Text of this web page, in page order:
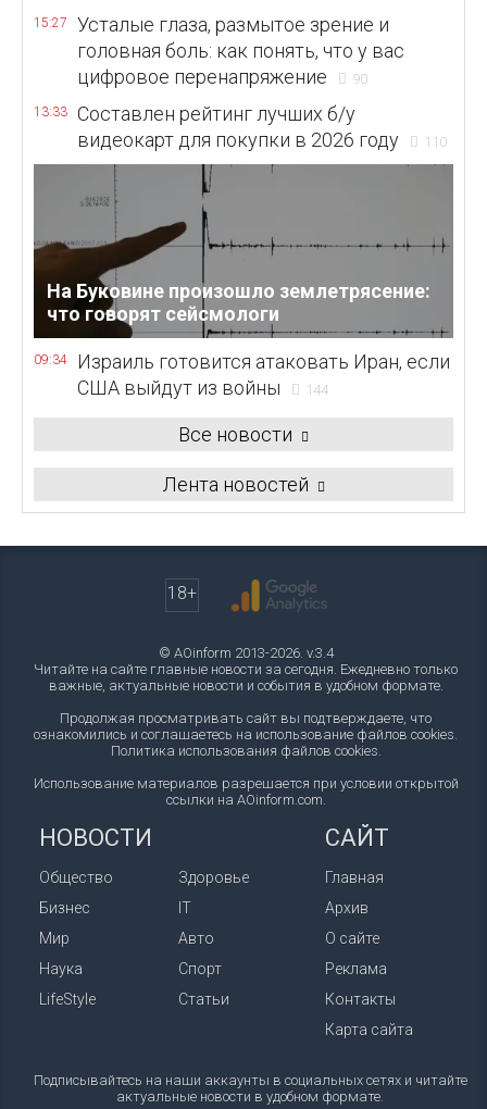
15:27
Усталые глаза, размытое зрение и
головная боль: как понять, что у вас
цифровое перенапряжение
90
13:33
Составлен рейтинг лучших б/у
видеокарт для покупки в 2026 году
110
На Буковине произошло землетрясение:
что говорят сейсмологи
09:34
Израиль готовится атаковать Иран, если
США выйдут из войны
144
Все новости
Лента новостей
18+
© AOinform 2013-2026. v.3.4
Читайте на сайте главные новости за сегодня. Ежедневно только
важные, актуальные новости и события в удобном формате.
Продолжая просматривать сайт вы подтверждаете, что
ознакомились и соглашаетесь на использование файлов cookies.
Политика использования файлов cookies.
Использование материалов разрешается при условии открытой
ссылки на AOinform.com.
НОВОСТИ
Общество
Бизнес
Мир
Наука
LifeStyle
Здоровье
IT
Авто
Спорт
Статьи
САЙТ
Главная
Архив
О сайте
Реклама
Контакты
Карта сайта
Подписывайтесь на наши аккаунты в социальных сетях и читайте
актуальные новости в удобном формате.